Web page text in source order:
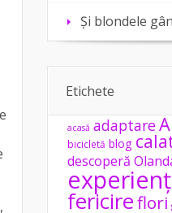
Și blondele
Etichete
acasă adaptare
bicicletă blog
descoperă
fericireflori